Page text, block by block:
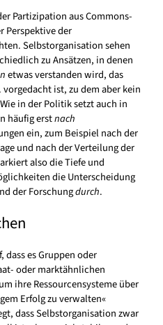
Partizipation aus Commons-
Perspektive der
Selbstorganisation sehen
zu Ansätzen, in denen
etwas verstanden wird, das
ist, zu dem aber kein
in der Politik setzt auch in
häufig erstnach
ein, zum Beispiel nach der
und nach der Verteilung der
also die Tiefe und
die Unterscheidung
der Forschungdurch.
dass es Gruppen oder
oder marktähnlichen
ihre Ressourcensysteme über
Erfolg zu verwalten«
dass Selbstorganisation zwar